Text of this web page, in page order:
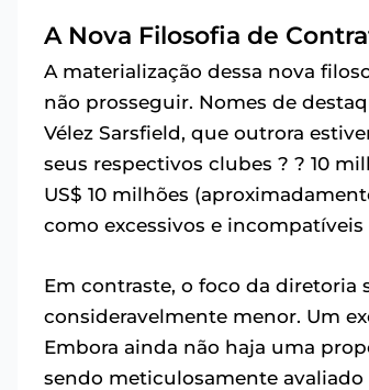
A Nova Filosofia de
A materialização dessa nova
não prosseguir. Nomes de
Vélez Sarsfield, que outrora
seus respectivos clubes ? ? 10
US$ 10 milhões
como excessivos e
Em contraste, o foco da
consideravelmente menor. Um
Embora ainda não haja uma
sendo meticulosamente